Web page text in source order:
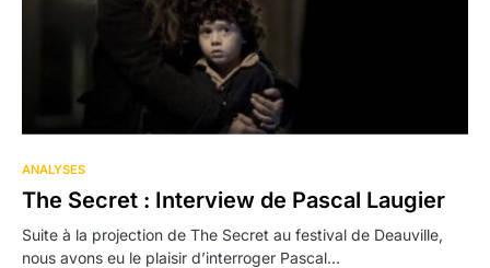
ANALYSES
The Secret : Interview de Pascal Laugier
Suite à la projection de The Secret au festival de Deauville,
nous avons eu le plaisir d’interroger Pascal…